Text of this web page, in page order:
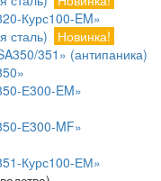
Курс100-EM»
сталь)
Новинка!
351» (антипаника)
Е300-EM»
Е300-MF»
Курс100-ЕМ»